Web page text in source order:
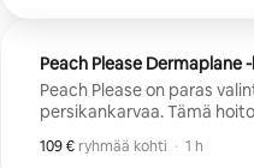
Peach Please Dermaplane
Peach Please on paras
persikankarvaa. Tämä
välittömästi kirkkaamman
109 € ryhmää kohti
109 € ryhmää kohti
, · 1 h